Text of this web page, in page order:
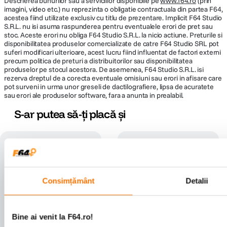
Consimțământ Detalii
Bine ai venit la F64.ro!
imagini, video etc.) nu reprezinta o obligatie contractuala din partea F64,
acestea fiind utilizate exclusiv cu titlu de prezentare. Implicit F64 Studio
S.R.L. nu isi asuma raspunderea pentru eventualele erori de pret sau
stoc. Aceste erori nu obliga F64 Studio S.R.L. la nicio actiune. Preturile si
disponibilitatea produselor comercializate de catre F64 Studio SRL pot
suferi modificari ulterioare, acest lucru fiind influentat de factori externi
precum politica de preturi a distribuitorilor sau disponibilitatea
produselor pe stocul acestora. De asemenea, F64 Studio S.R.L. isi
rezerva dreptul de a corecta eventuale omisiuni sau erori in afisare care
pot surveni in urma unor greseli de dactilografiere, lipsa de acuratete
sau erori ale produselor software, fara a anunta in prealabil.
S-ar putea să-ți placă și